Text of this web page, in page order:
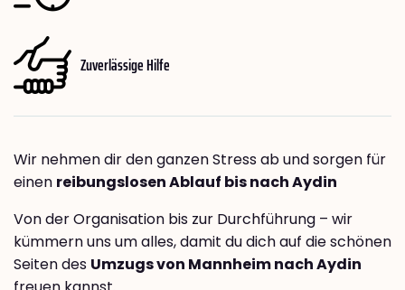
Zuverlässige Hilfe
Wir nehmen dir den ganzen Stress ab und sorgen für
einen reibungslosen Ablauf bis nach Aydin
Von der Organisation bis zur Durchführung – wir
kümmern uns um alles, damit du dich auf die schönen
Seiten des Umzugs von Mannheim nach Aydin